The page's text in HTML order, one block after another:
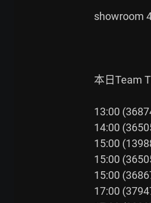
showroom
本日Team
13:00
14:00
15:00
15:00
15:00
17:00